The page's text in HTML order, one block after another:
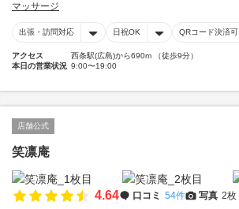
マッサージ
出張・訪問対応 日祝OK QRコード決済可
アクセス
西条駅(広島)から690m （徒歩9分）
本日の営業状況 9:00〜19:00
店舗公式
笑凛庵
4.64 口コミ 54件 写真 2枚